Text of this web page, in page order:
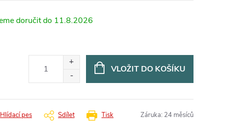
11.8.2026
VLOŽIT DO KOŠÍKU
Tisk
Hlídací pes Sdílet Záruka: 24 měsíců